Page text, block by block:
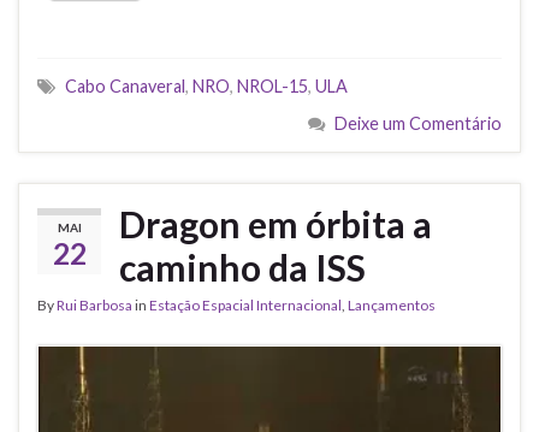
Cabo Canaveral, NRO, NROL-15, ULA
Deixe um Comentário
MAI
22
Dragon em órbita a
caminho da ISS
ByRui Barbosa in Estação Espacial Internacional, Lançamentos